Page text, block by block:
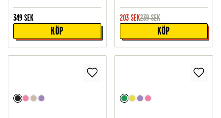
349 SEK
KÖP
203 SEK239 SEK
KÖP